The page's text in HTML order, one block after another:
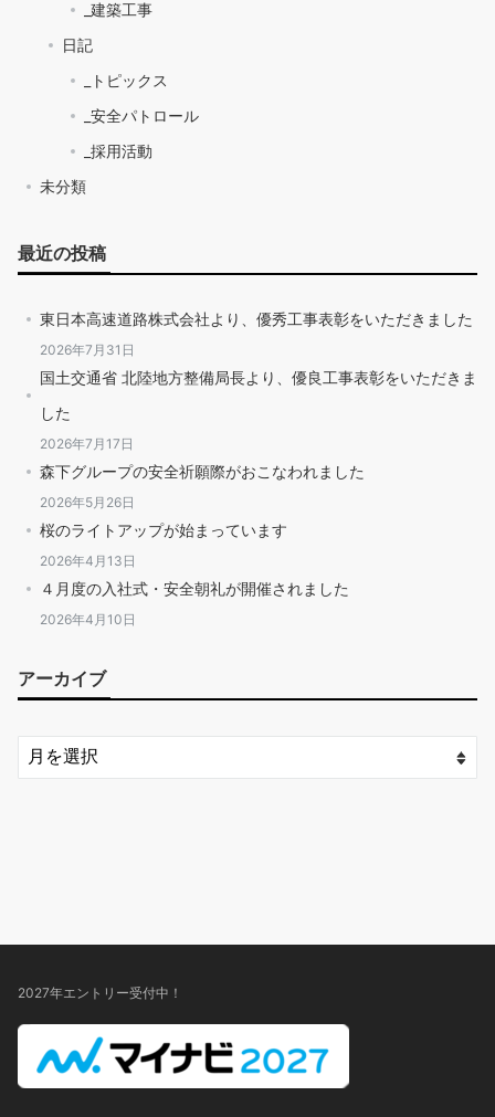
_建築工事
日記
_トピックス
_安全パトロール
_採用活動
未分類
最近の投稿
東日本高速道路株式会社より、優秀工事表彰をいただきました
2026年7月31日
国土交通省 北陸地方整備局長より、優良工事表彰をいただきま
した
2026年7月17日
森下グループの安全祈願際がおこなわれました
2026年5月26日
桜のライトアップが始まっています
2026年4月13日
４月度の入社式・安全朝礼が開催されました
2026年4月10日
アーカイブ
2027年エントリー受付中！